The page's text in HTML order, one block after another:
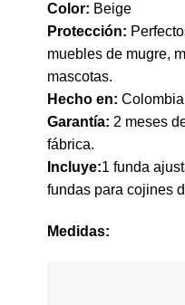
Color: Beige
Protección:
muebles de mugre,
mascotas.
Hecho en:
Garantía: 2 meses
fábrica.
Incluye:1 funda
fundas para cojines
Medidas: